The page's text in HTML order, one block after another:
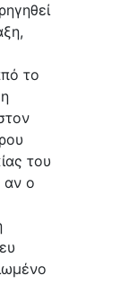
το
του
αν ο